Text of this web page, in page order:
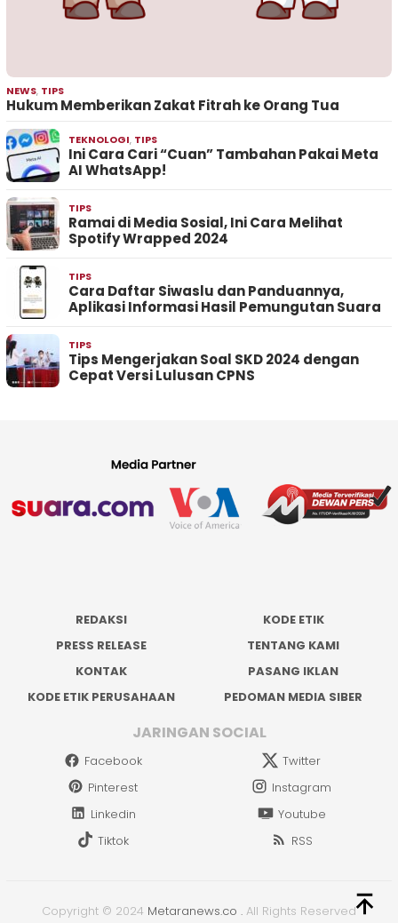
NEWS, TIPS
Hukum Memberikan Zakat Fitrah ke Orang Tua
TEKNOLOGI, TIPS
Ini Cara Cari “Cuan” Tambahan Pakai Meta
AI WhatsApp!
TIPS
Ramai di Media Sosial, Ini Cara Melihat
Spotify Wrapped 2024
TIPS
Cara Daftar Siwaslu dan Panduannya,
Aplikasi Informasi Hasil Pemungutan Suara
TIPS
Tips Mengerjakan Soal SKD 2024 dengan
Cepat Versi Lulusan CPNS
REDAKSI
KODE ETIK
PRESS RELEASE
TENTANG KAMI
KONTAK
PASANG IKLAN
KODE ETIK PERUSAHAAN
PEDOMAN MEDIA SIBER
JARINGAN SOCIAL
Facebook
Twitter
Pinterest
Instagram
Linkedin
Youtube
Tiktok
RSS
Copyright © 2024 Metaranews.co . All Rights Reserved